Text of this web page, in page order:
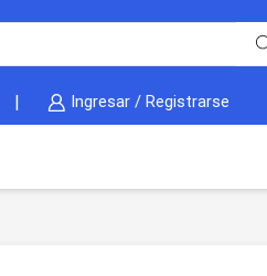
Ingresar / Registrarse